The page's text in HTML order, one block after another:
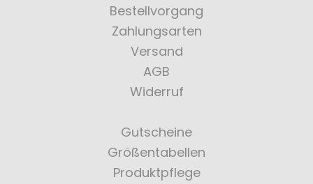
Bestellvorgang
Zahlungsarten
Versand
AGB
Widerruf
Gutscheine
Größentabellen
Produktpflege